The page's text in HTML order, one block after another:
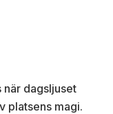
när dagsljuset
platsens magi.